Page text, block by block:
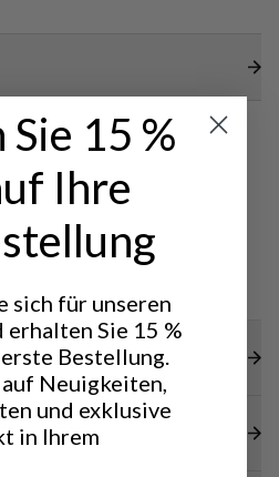
LIFE
15 %
Ihre
sich für unseren
Sie 15 %
Bestellung.
auf Neuigkeiten,
und exklusive
in Ihrem